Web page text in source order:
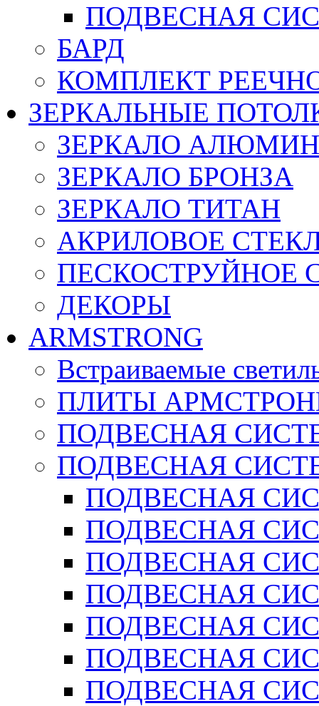
ПОДВЕСНАЯ
БАРД
КОМПЛЕКТ
ЗЕРКАЛЬНЫЕ
ЗЕРКАЛО
ЗЕРКАЛО БРОНЗА
ЗЕРКАЛО ТИТАН
АКРИЛОВОЕ
ПЕСКОСТРУЙНОЕ
ДЕКОРЫ
ARMSTRONG
Встраиваемые
ПЛИТЫ
ПОДВЕСНАЯ
ПОДВЕСНАЯ
ПОДВЕСНАЯ
ПОДВЕСНАЯ
ПОДВЕСНАЯ
ПОДВЕСНАЯ
ПОДВЕСНАЯ
ПОДВЕСНАЯ
ПОДВЕСНАЯ